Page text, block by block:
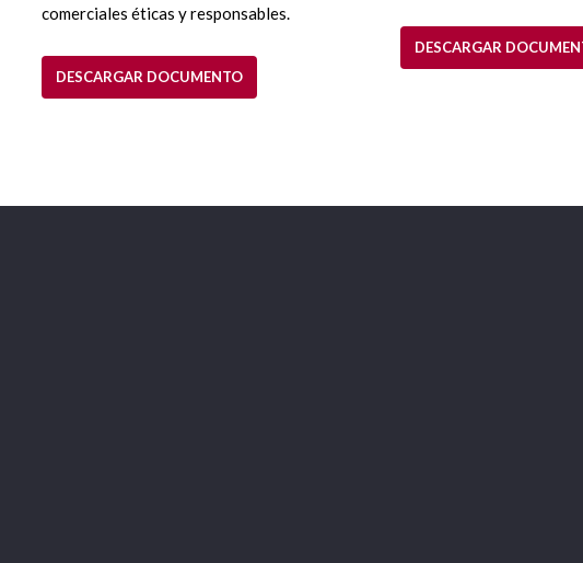
comerciales éticas y responsables.
DESCARGAR DOCUMENTO
DESCARGAR